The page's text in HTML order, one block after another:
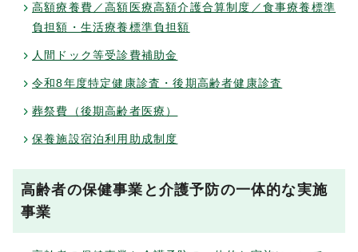
高額療養費／高額医療高額介護合算制度／食事療養標準
負担額・生活療養標準負担額
人間ドック等受診費補助金
令和8年度特定健康診査・後期高齢者健康診査
葬祭費（後期高齢者医療）
保養施設宿泊利用助成制度
高齢者の保健事業と介護予防の一体的な実施
事業